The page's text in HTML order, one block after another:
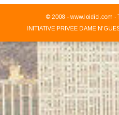
© 2008 - www.loidici.com -
INITIATIVE PRIVEE DAME